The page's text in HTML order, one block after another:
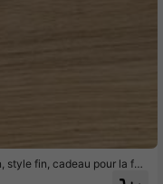
style fin, cadeau pour la fêt